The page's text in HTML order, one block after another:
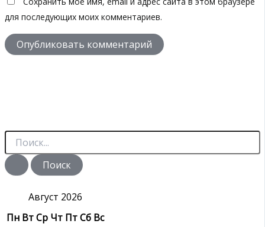
для последующих моих комментариев.
П
и
с
Август 2026
Пн ВтСр Чт ПтСб Вс